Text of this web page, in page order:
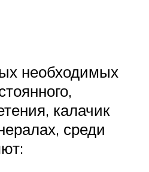
необходимых
калачик
среди